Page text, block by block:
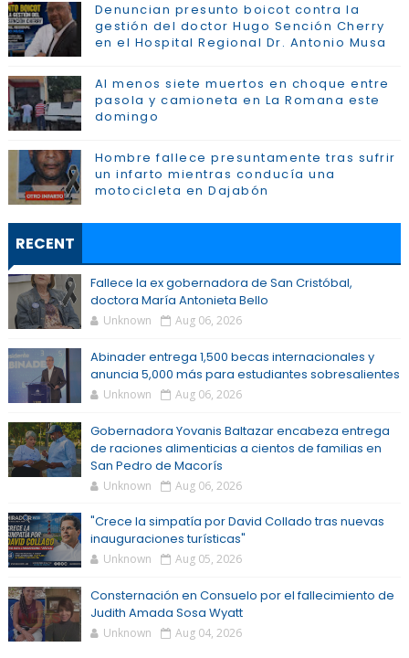
Denuncian presunto boicot contra la
gestión del doctor Hugo Sención Cherry
en el Hospital Regional Dr. Antonio Musa
Al menos siete muertos en choque entre
pasola y camioneta en La Romana este
domingo
Hombre fallece presuntamente tras sufrir
un infarto mientras conducía una
motocicleta en Dajabón
RECENT
Fallece la ex gobernadora de San Cristóbal,
doctora María Antonieta Bello
Unknown Aug 06, 2026
Abinader entrega 1,500 becas internacionales y
anuncia 5,000 más para estudiantes sobresalientes
Unknown Aug 06, 2026
Gobernadora Yovanis Baltazar encabeza entrega
de raciones alimenticias a cientos de familias en
San Pedro de Macorís
Unknown Aug 06, 2026
"Crece la simpatía por David Collado tras nuevas
inauguraciones turísticas"
Unknown Aug 05, 2026
Consternación en Consuelo por el fallecimiento de
Judith Amada Sosa Wyatt
Unknown Aug 04, 2026